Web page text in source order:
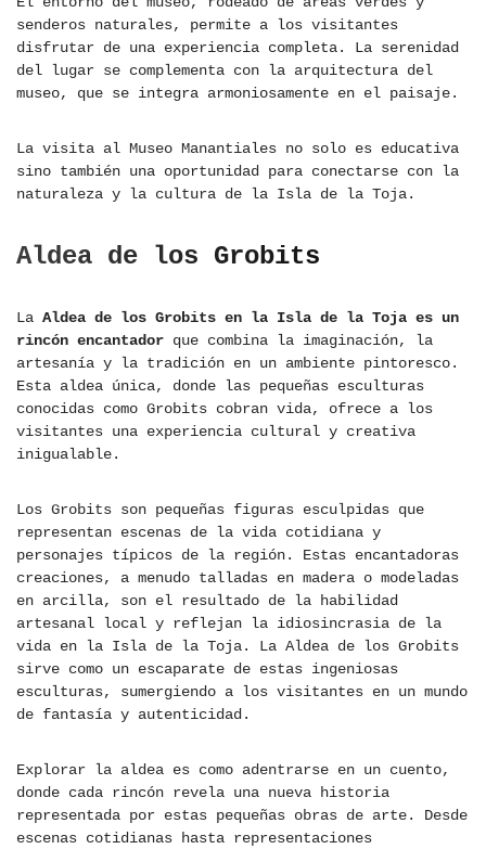
senderos naturales, permite a los visitantes
disfrutar de una experiencia completa. La serenidad
del lugar se complementa con la arquitectura del
museo, que se integra armoniosamente en el paisaje.
La visita al Museo Manantiales no solo es educativa
sino también una oportunidad para conectarse con la
naturaleza y la cultura de la Isla de la Toja.
Aldea de los Grobits
La Aldea de los Grobits en la Isla de la Toja es un
rincón encantador que combina la imaginación, la
artesanía y la tradición en un ambiente pintoresco.
Esta aldea única, donde las pequeñas esculturas
conocidas como Grobits cobran vida, ofrece a los
visitantes una experiencia cultural y creativa
inigualable.
Los Grobits son pequeñas figuras esculpidas que
representan escenas de la vida cotidiana y
personajes típicos de la región. Estas encantadoras
creaciones, a menudo talladas en madera o modeladas
en arcilla, son el resultado de la habilidad
artesanal local y reflejan la idiosincrasia de la
vida en la Isla de la Toja. La Aldea de los Grobits
sirve como un escaparate de estas ingeniosas
esculturas, sumergiendo a los visitantes en un mundo
de fantasía y autenticidad.
Explorar la aldea es como adentrarse en un cuento,
donde cada rincón revela una nueva historia
representada por estas pequeñas obras de arte. Desde
escenas cotidianas hasta representaciones